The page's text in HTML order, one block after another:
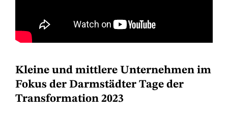
Kleine und mittlere Unternehmen im
Fokus der Darmstädter Tage der
Transformation 2023